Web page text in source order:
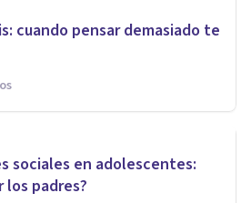
cuando pensar demasiado te
sociales en adolescentes:
los padres?